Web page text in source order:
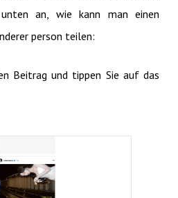
an, wie kann man einen
person teilen:
Beitrag und tippen Sie auf das